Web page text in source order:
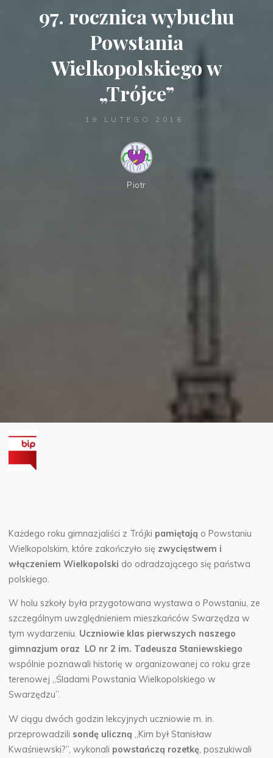
97. rocznica wybuchu
Powstania
Wielkopolskiego w
„Trójce”
19 LUTEGO 2016
Piotr
Każdego roku gimnazjaliści z Trójki pamiętają o Powstaniu
Wielkopolskim, które zakończyło się zwycięstwem i
włączeniem Wielkopolski do odradzającego się państwa
polskiego.
W holu szkoły była przygotowana wystawa o Powstaniu, ze
szczególnym uwzględnieniem mieszkańców Swarzędza w
tym wydarzeniu. Uczniowie klas pierwszych naszego
gimnazjum oraz LO nr 2 im. Tadeusza Staniewskiego
wspólnie poznawali historię w organizowanej co roku grze
terenowej „Śladami Powstania Wielkopolskiego w
Swarzędzu”.
W ciągu dwóch godzin lekcyjnych uczniowie m. in.
przeprowadzili sondę uliczną „Kim był Stanisław
Kwaśniewski?”, wykonali powstańczą rozetkę, poszukiwali